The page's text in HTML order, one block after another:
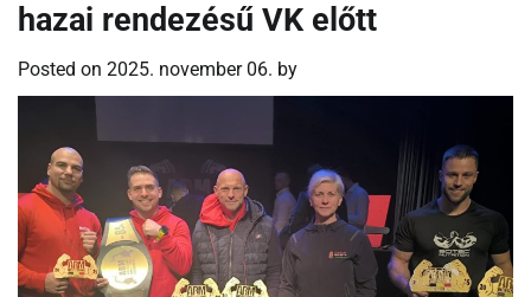
hazai rendezésű VK előtt
Posted on 2025. november 06. by